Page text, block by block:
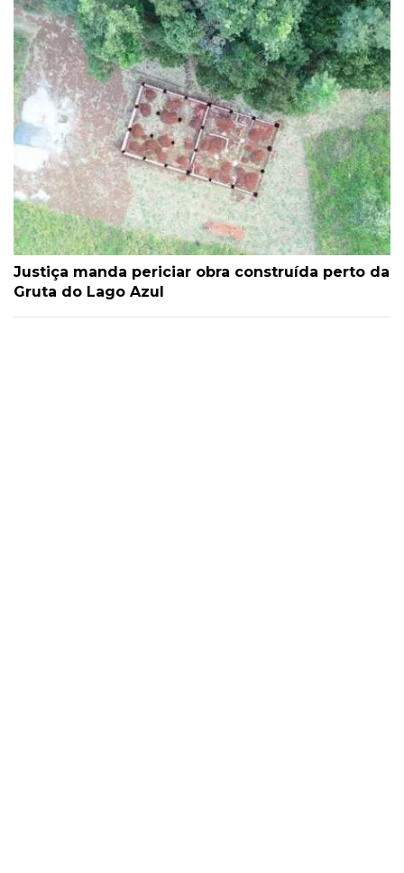
Justiça manda periciar obra construída perto da
Gruta do Lago Azul